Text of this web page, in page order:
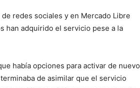
redes sociales y en Mercado Libre
han adquirido el servicio pese a la
había opciones para activar de nuevo
de asimilar que el servicio